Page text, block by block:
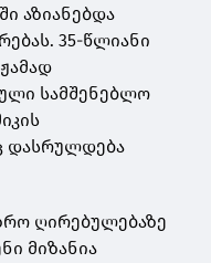
აზიანებდა
35-წლიანი
სამშენებლო
დასრულდება
ღირებულებაზე
მიზანია